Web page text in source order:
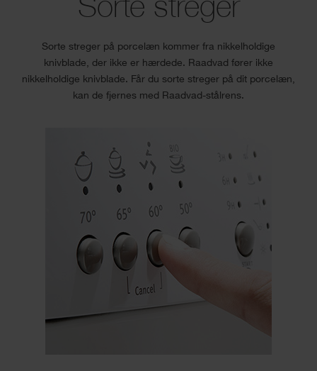
Sorte streger på porcelæn kommer fra nikkelholdige
knivblade, der ikke er hærdede. Raadvad fører ikke
nikkelholdige knivblade. Får du sorte streger på dit porcelæn,
kan de fjernes med Raadvad-stålrens.